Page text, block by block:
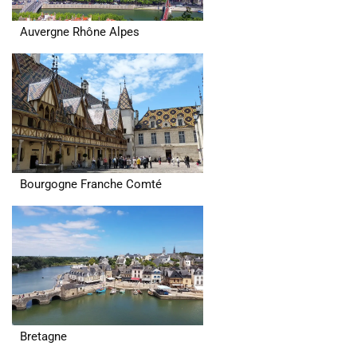
Auvergne Rhône Alpes
Bourgogne Franche Comté
Bretagne